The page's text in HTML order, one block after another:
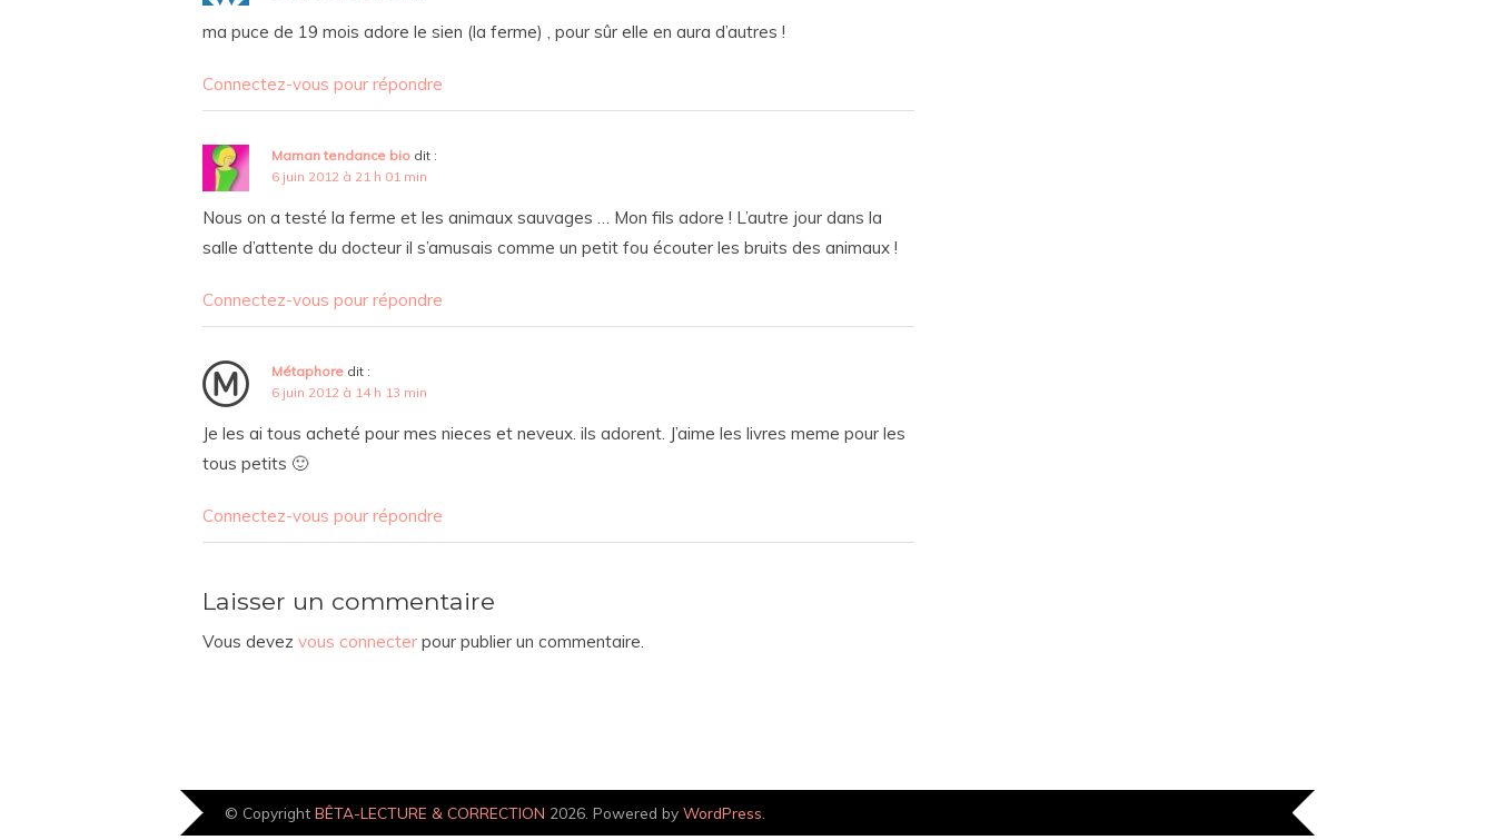
ma puce de 19 mois adore le sien (la ferme) , pour sûr elle en aura d’autres !
Connectez-vous pour répondre
Maman tendance bio dit :
6 juin 2012 à 21 h 01 min
Nous on a testé la ferme et les animaux sauvages … Mon fils adore ! L’autre jour dans la
salle d’attente du docteur il s’amusais comme un petit fou écouter les bruits des animaux !
Connectez-vous pour répondre
Métaphore dit :
6 juin 2012 à 14 h 13 min
Je les ai tous acheté pour mes nieces et neveux. ils adorent. J’aime les livres meme pour les
tous petits 🙂
Connectez-vous pour répondre
Laisser un commentaire
Vous devez vous connecter pour publier un commentaire.
© Copyright BÊTA-LECTURE & CORRECTION 2026. Powered by WordPress